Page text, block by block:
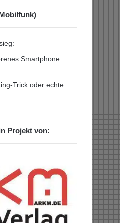
Smartphone
Trick oder echte
Projekt von: